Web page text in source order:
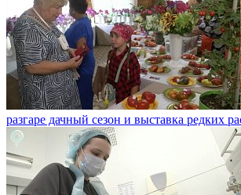
разгаре дачный сезон и выставка редких